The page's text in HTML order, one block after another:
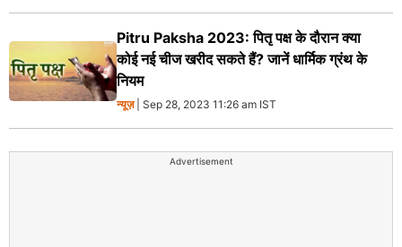
Pitru Paksha 2023: पितृ पक्ष के दौरान क्या
कोई नई चीज खरीद सकते हैं? जानें धार्मिक ग्रंथ के
नियम
न्यूज़| Sep 28, 2023 11:26 am IST
Advertisement